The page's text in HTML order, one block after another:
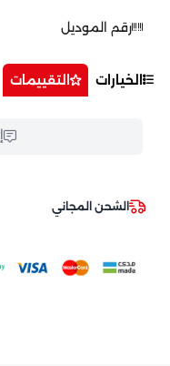
رقم الموديل
الخيارات التقييمات
الشحن المجاني